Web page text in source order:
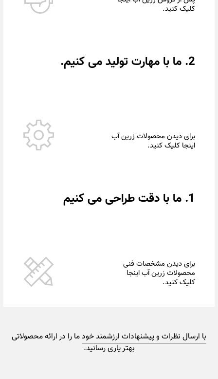
کلیک کنید.
2. ما با مهارت تولید می کنیم.
برای دیدن محصولات زرین آب
اینجا کلیک کنید.
1. ما با دقت طراحی می کنیم
برای دیدن مشخصات فنی
محصولات زرین آب اینجا
کلیک کنید.
با ارسال نظرات و پیشنهادات ارزشمند خودما را در ارائه محصولاتی
بهتر یاری رسانید.